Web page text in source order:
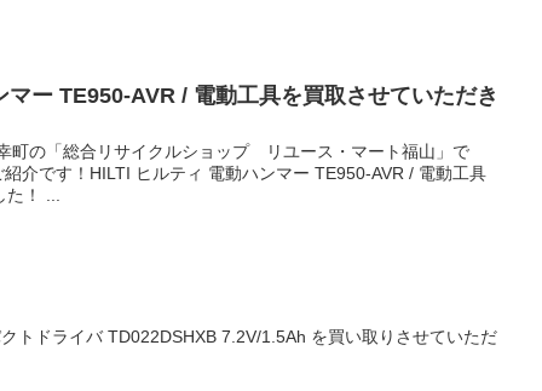
ー TE950-AVR / 電動工具を買取させていただき
町の「総合リサイクルショップ リユース・マート福山」で
介です！HILTI ヒルティ 電動ハンマー TE950-AVR / 電動工具
！ ...
トドライバ TD022DSHXB 7.2V/1.5Ah を買い取りさせていただ